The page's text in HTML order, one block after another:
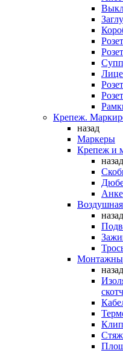
Крепеж.
назад
Маркеры
Крепеж и
назад
Воздушная
назад
назад
скотч